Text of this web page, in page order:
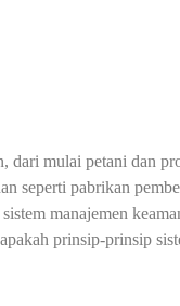
dari mulai petani dan
seperti pabrikan
manajemen
prinsip-prinsip